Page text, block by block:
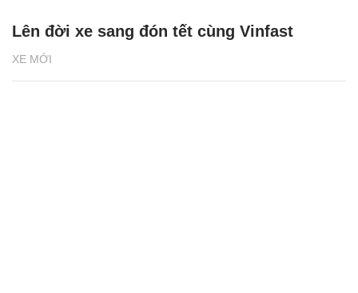
XE MỚI
Lên đời xe sang đón tết cùng Vinfast